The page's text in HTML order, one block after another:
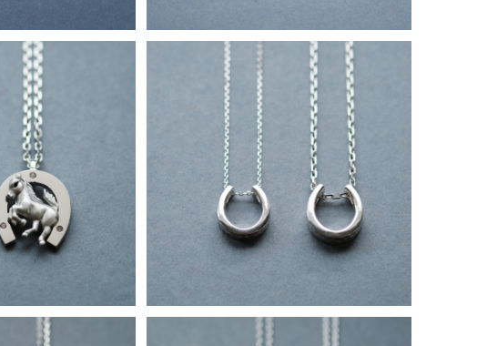
クレス シルバー9
ニセックス
2コset) 馬蹄 叩き加工 ペア ネックレス
シルバー925
¥36,800